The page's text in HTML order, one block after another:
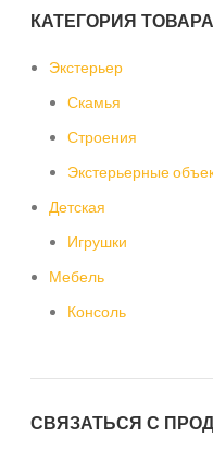
КАТЕГОРИЯ
Экстерьер
Скамья
Строения
Экстерьерные
Детская
Игрушки
Мебель
Консоль
СВЯЗАТЬСЯ С